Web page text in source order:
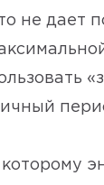
не дает